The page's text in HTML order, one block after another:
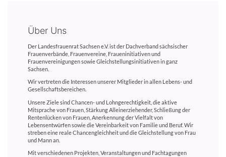
Über Uns
Der Landesfrauenrat Sachsen e.V. ist der Dachverband sächsischer
Frauenverbände, Frauenvereine, Fraueninitiativen und
Frauenvereinigungen sowie Gleichstellungsinitiativen in ganz
Sachsen.
Wir vertreten die Interessen unserer Mitglieder in allen Lebens- und
Gesellschaftsbereichen.
Unsere Ziele sind Chancen- und Lohngerechtigkeit, die aktive
Mitsprache von Frauen, Stärkung Alleinerziehender, Schließung der
Rentenlücken von Frauen, Anerkennung der Vielfalt von
Lebensentwürfen sowie die Vereinbarkeit von Familie und Beruf. Wir
streben eine reale Chancengleichheit und die Gleichstellung von Frau
und Mann an.
Mit verschiedenen Projekten, Veranstaltungen und Fachtagungen